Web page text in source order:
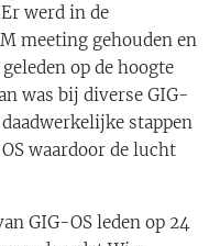
werd in de
meeting gehouden en
op de hoogte
was bij diverse GIG-
stappen
waardoor de lucht
GIG-OS leden op 24